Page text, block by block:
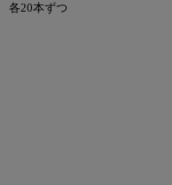
各20本ずつ